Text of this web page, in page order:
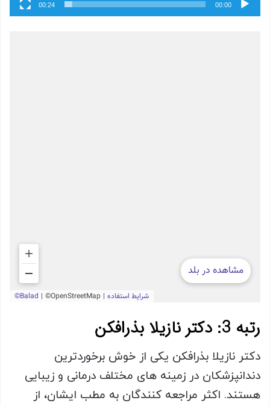
00:00
00:24
رتبه 3: دکتر نازیلا بذرافکن
دکتر نازیلا بذرافکن یکی از خوش برخوردترین
دندانپزشکان در زمینه های مختلف درمانی و زیبایی
هستند. اکثر مراجعه کنندگان به مطب ایشان، از